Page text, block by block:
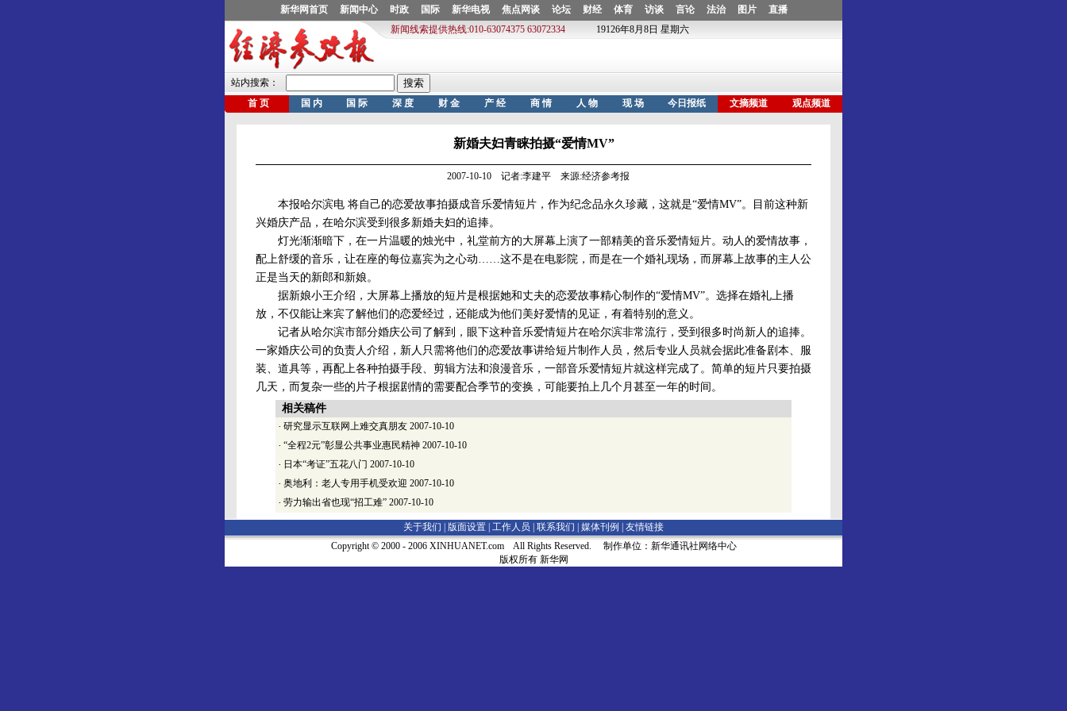
新婚夫妇青睐拍摄“爱情MV”
2007-10-10 记者:李建平 来源:经济参考报
本报哈尔滨电 将自己的恋爱故事拍摄成音乐爱情短片，作为纪念品永久珍藏，这就是“爱情MV”。目前这种新
兴婚庆产品，在哈尔滨受到很多新婚夫妇的追捧。
灯光渐渐暗下，在一片温暖的烛光中，礼堂前方的大屏幕上演了一部精美的音乐爱情短片。动人的爱情故事，
配上舒缓的音乐，让在座的每位嘉宾为之心动……这不是在电影院，而是在一个婚礼现场，而屏幕上故事的主人公
正是当天的新郎和新娘。
据新娘小王介绍，大屏幕上播放的短片是根据她和丈夫的恋爱故事精心制作的“爱情MV”。选择在婚礼上播
放，不仅能让来宾了解他们的恋爱经过，还能成为他们美好爱情的见证，有着特别的意义。
记者从哈尔滨市部分婚庆公司了解到，眼下这种音乐爱情短片在哈尔滨非常流行，受到很多时尚新人的追捧。
一家婚庆公司的负责人介绍，新人只需将他们的恋爱故事讲给短片制作人员，然后专业人员就会据此准备剧本、服
装、道具等，再配上各种拍摄手段、剪辑方法和浪漫音乐，一部音乐爱情短片就这样完成了。简单的短片只要拍摄
几天，而复杂一些的片子根据剧情的需要配合季节的变换，可能要拍上几个月甚至一年的时间。
相关稿件
· 研究显示互联网上难交真朋友 2007-10-10
· “全程2元”彰显公共事业惠民精神 2007-10-10
· 日本“考证”五花八门 2007-10-10
· 奥地利：老人专用手机受欢迎 2007-10-10
· 劳力输出省也现“招工难” 2007-10-10
关于我们 | 版面设置 工作人员 联系我们 媒体刊例
友情链接
Copyright © 2000 - 2006 XINHUANET.com All Rights Reserved. 制作单位：新华通讯社网络中心
版权所有 新华网